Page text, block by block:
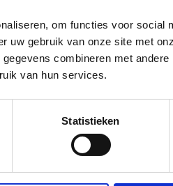
om functies voor social
uw gebruik van onze site met
combineren met
van hun services.
Statistieken
naar een hoger
efficiënter werken. Door de
op